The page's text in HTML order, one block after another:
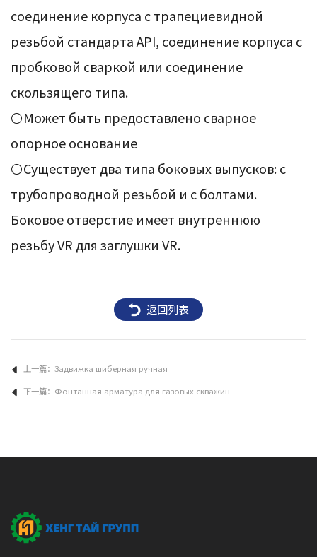
соединение корпуса с трапециевидной
резьбой стандарта API, соединение корпуса с
пробковой сваркой или соединение
скользящего типа.
⚪Может быть предоставлено сварное
опорное основание
⚪Существует два типа боковых выпусков: с
трубопроводной резьбой и с болтами.
Боковое отверстие имеет внутреннюю
резьбу VR для заглушки VR.
返回列表
上一篇： Задвижка шиберная ручная
下一篇： Фонтанная арматура для газовых скважин